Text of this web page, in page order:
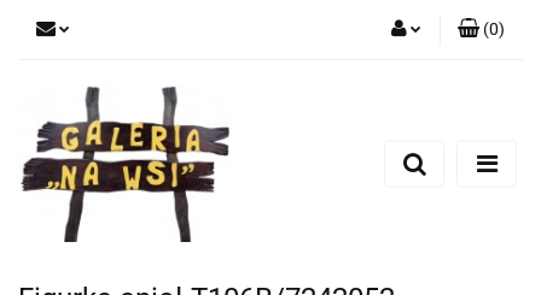
Dodaj zgłoszenie
(0)